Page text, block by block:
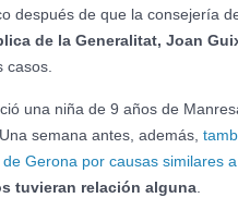
después de que la consejería
de la Generalitat, Joan
casos.
una niña de 9 años de
semana antes, además,
Gerona por causas similares
tuvieran relación alguna